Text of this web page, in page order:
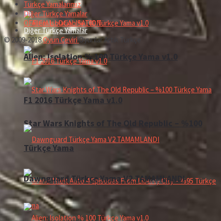
Alien: Isolation % 100 Türkçe Yama v1.0
Star Wars Knights of The Old Republic – %100
Türkçe Yama
Diğer Türkçe Yamalar
F1 2016 Türkçe Yama v1.0
Dawnguard Türkçe Yama V2 TAMAMLANDI
Türkçe Yamalarımız
Diğer Türkçe Yamalar
OFFICIAL LOCALISATION
© 2009-2018Oyun ÇeviriOyunlar Artık Türkçe